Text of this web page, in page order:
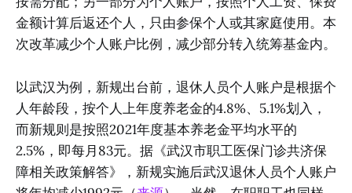
金额计算后返还个人，只由参保个人或其家庭使用。本
次改革减少个人账户比例，减少部分转入统筹基金内。
以武汉为例，新规出台前，退休人员个人账户是根据个
人年龄段，按个人上年度养老金的4.8%、5.1%划入，
而新规则是按照2021年度基本养老金平均水平的
2.5%，即每月83元。据《武汉市职工医保门诊共济保
障相关政策解答》，新规实施后武汉退休人员个人账户